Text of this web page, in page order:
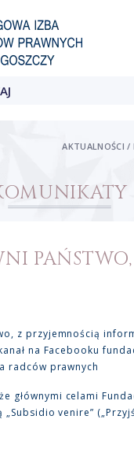
AKTUALNOŚCI
PAŃSTWO,
z przyjemnością
na Facebooku
radców prawnych
głównymi celami
„Subsidio venire”